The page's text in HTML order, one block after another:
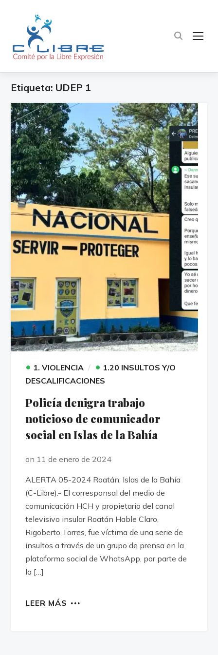
Etiqueta: UDEP 1
• 1. VIOLENCIA • 1.20 INSULTOS Y/O
DESCALIFICACIONES
Policía denigra trabajo
noticioso de comunicador
social en Islas de la Bahía
on 11 de enero de 2024
ALERTA 05-2024 Roatán, Islas de la Bahía
(C-Libre).- El corresponsal del medio de
comunicación HCH y propietario del canal
televisivo insular Roatán Hable Claro,
Rigoberto Torres, fue víctima de una serie de
insultos a través de un grupo de prensa en la
plataforma social de WhatsApp, por parte de
la […]
LEER MÁS